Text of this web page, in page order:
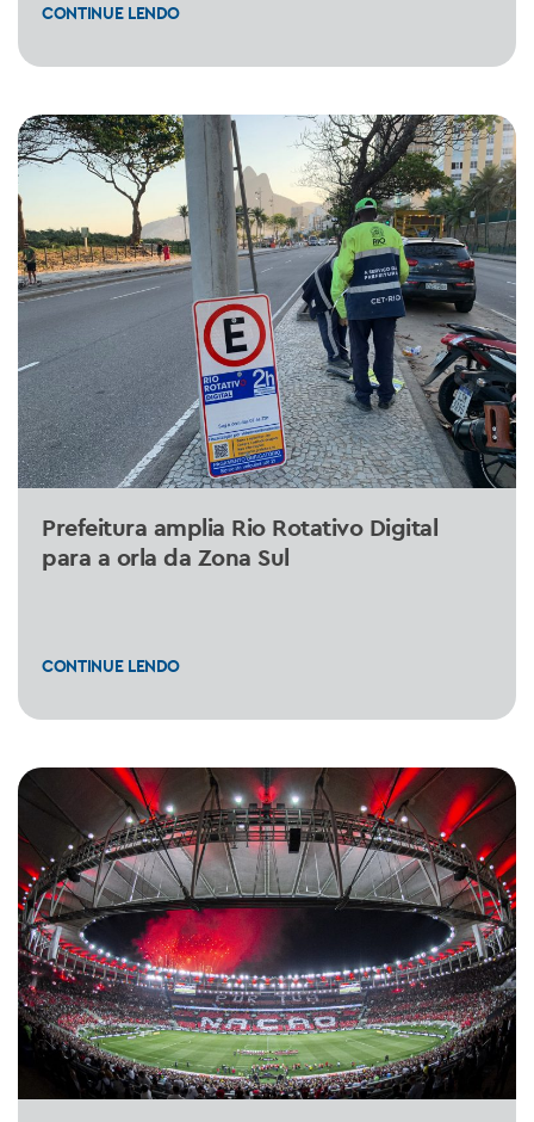
CONTINUE LENDO
Prefeitura amplia Rio Rotativo Digital
para a orla da Zona Sul
CONTINUE LENDO